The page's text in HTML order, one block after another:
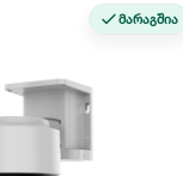
მარაგშია